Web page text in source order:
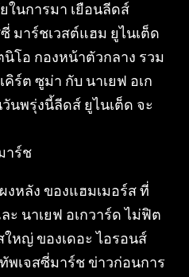
ในการมา เยือนลีดส์
มาร์ชเวสต์แฮม ยูไนเต็ด
โอ กองหน้าตัวกลาง รวม
คิร์ต ซูม่า กับ นาเยฟ อเก
นพรุ่งนี้ลีดส์ ยูไนเต็ด จะ
งหลัง ของแฮมเมอร์ส ที่
ะ นาเยฟ อเกวาร์ด ไม่ฟิต
หญ่ ของเดอะ ไอรอนส์
พเจสซี่มาร์ช ข่าวก่อนการ